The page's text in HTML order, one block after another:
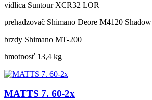
vidlica Suntour XCR32 LOR
prehadzovač Shimano Deore M4120 Shadow
brzdy Shimano MT-200
hmotnosť 13,4 kg
MATTS 7. 60-2x